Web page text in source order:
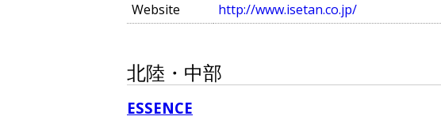
Website
http://www.isetan.co.jp/
北陸・中部
ESSENCE